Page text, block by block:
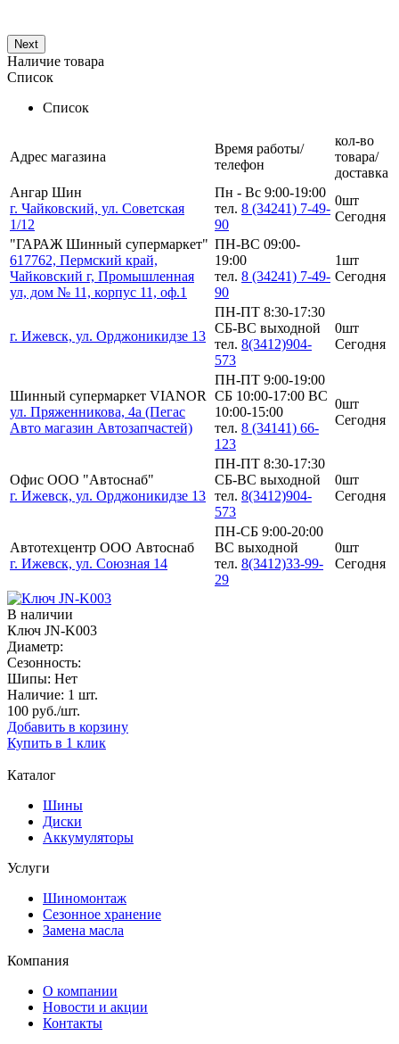
Next
Наличие товара
Список
Список
Адрес магазина
Время работы/
телефон
кол-во
товара/
доставка
Ангар Шин
г. Чайковский, ул. Советская
1/12
Пн - Вс 9:00-19:00
тел. 8 (34241) 7-49-
90
0шт
Сегодня
"ГАРАЖ Шинный супермаркет"
617762, Пермский край,
Чайковский г, Промышленная
ул, дом № 11, корпус 11, оф.1
ПН-ВС 09:00-
19:00
тел. 8 (34241) 7-49-
90
1шт
Сегодня
г. Ижевск, ул. Орджоникидзе 13
ПН-ПТ 8:30-17:30
СБ-ВС выходной
тел. 8(3412)904-
573
0шт
Сегодня
Шинный супермаркет VIANOR
ул. Пряженникова, 4а (Пегас
Авто магазин Автозапчастей)
ПН-ПТ 9:00-19:00
СБ 10:00-17:00 ВС
10:00-15:00
тел. 8 (34141) 66-
123
0шт
Сегодня
Офис ООО "Автоснаб"
г. Ижевск, ул. Орджоникидзе 13
ПН-ПТ 8:30-17:30
СБ-ВС выходной
тел. 8(3412)904-
573
0шт
Сегодня
Автотехцентр ООО Автоснаб
г. Ижевск, ул. Союзная 14
ПН-СБ 9:00-20:00
ВС выходной
тел. 8(3412)33-99-
29
0шт
Сегодня
В наличии
Ключ JN-K003
Диаметр:
Сезонность:
Шипы: Нет
Наличие: 1 шт.
100 руб./шт.
Добавить в корзину
Купить в 1 клик
Каталог
Шины
Диски
Аккумуляторы
Услуги
Шиномонтаж
Сезонное хранение
Замена масла
Компания
О компании
Новости и акции
Контакты